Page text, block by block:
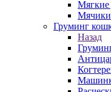
Мягкие
Мячики
Груминг
Назад